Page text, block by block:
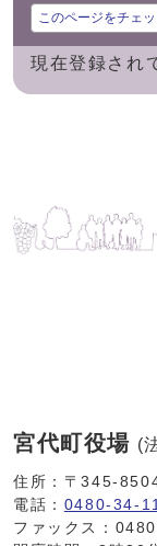
このページをチェ
現在登録され
宮代町役場 (
住所：〒345-
電話： 0480-34-
ファックス：